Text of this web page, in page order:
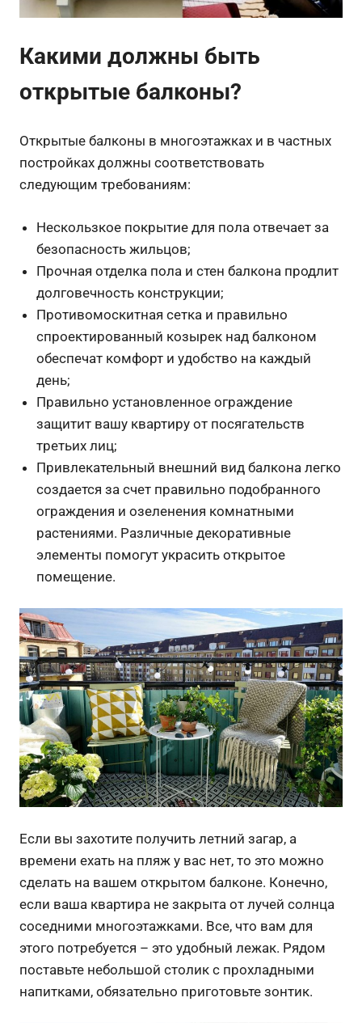
Какими должны быть
открытые балконы?
Открытые балконы в многоэтажках и в частных
постройках должны соответствовать
следующим требованиям:
Нескользкое покрытие для пола отвечает за
безопасность жильцов;
Прочная отделка пола и стен балкона продлит
долговечность конструкции;
Противомоскитная сетка и правильно
спроектированный козырек над балконом
обеспечат комфорт и удобство на каждый
день;
Правильно установленное ограждение
защитит вашу квартиру от посягательств
третьих лиц;
Привлекательный внешний вид балкона легко
создается за счет правильно подобранного
ограждения и озеленения комнатными
растениями. Различные декоративные
элементы помогут украсить открытое
помещение.
Если вы захотите получить летний загар, а
времени ехать на пляж у вас нет, то это можно
сделать на вашем открытом балконе. Конечно,
если ваша квартира не закрыта от лучей солнца
соседними многоэтажками. Все, что вам для
этого потребуется – это удобный лежак. Рядом
поставьте небольшой столик с прохладными
напитками, обязательно приготовьте зонтик.